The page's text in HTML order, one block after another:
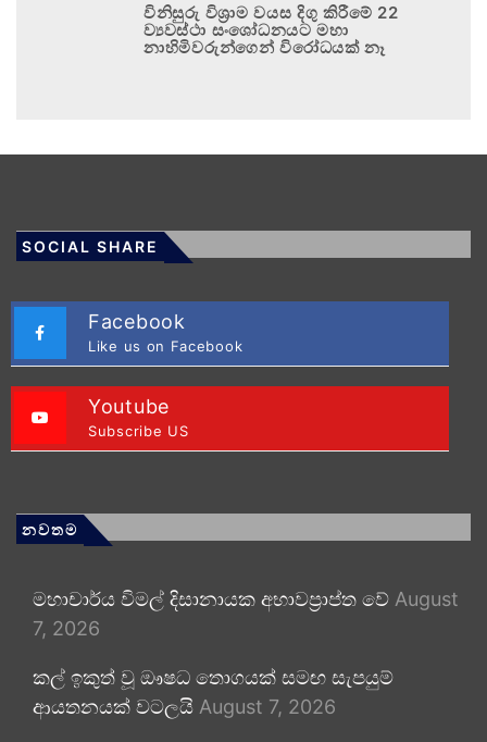
විනිසුරු විශ්‍රාම වයස දිගු කිරීමේ 22
ව්‍යවස්ථා සංශෝධනයට මහා
නාහිමිවරුන්ගෙන් විරෝධයක් නෑ
SOCIAL SHARE
Facebook
Like us on Facebook
Youtube
Subscribe US
නවතම
මහාචාර්ය විමල් දිසානායක අභාවප්‍රාප්ත වේ August
7, 2026
කල් ඉකුත් වූ ඖෂධ තොගයක් සමඟ සැපයුම්
ආයතනයක් වටලයි August 7, 2026